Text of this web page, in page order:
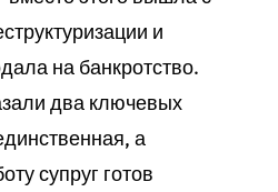
и
на банкротство.
два ключевых
а
супруг готов